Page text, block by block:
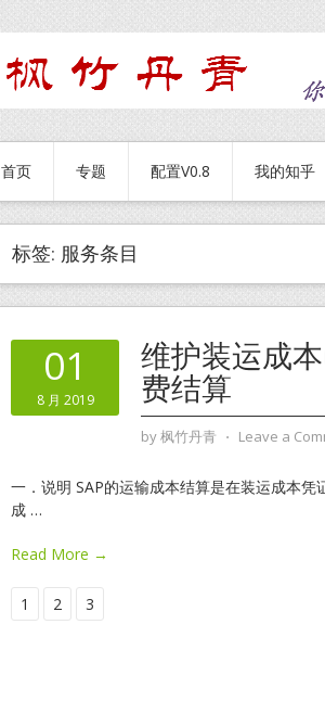
首页 专题 配置V0.8 我的知乎
标签: 服务条目
01
8 月 2019
维护装运成
费结算
by枫竹丹青 ⋅ Leave a
一．说明 SAP的运输成本结算是在装运成本
成 …
Read More →
1 2 3